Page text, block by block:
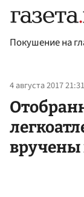
Покушение на
4 августа 2017 21:31
вручены